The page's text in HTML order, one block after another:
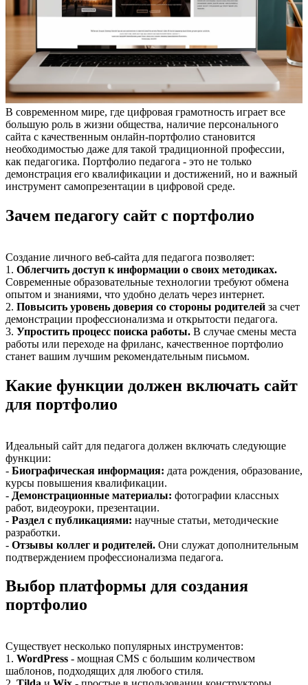
В современном мире, где цифровая грамотность играет все
большую роль в жизни общества, наличие персонального
сайта с качественным онлайн-портфолио становится
необходимостью даже для такой традиционной профессии,
как педагогика. Портфолио педагога - это не только
демонстрация его квалификации и достижений, но и важный
инструмент самопрезентации в цифровой среде.
Зачем педагогу сайт с портфолио
Создание личного веб-сайта для педагога позволяет:
1. Облегчить доступ к информации о своих методиках.
Современные образовательные технологии требуют обмена
опытом и знаниями, что удобно делать через интернет.
2. Повысить уровень доверия со стороны родителей за счет
демонстрации профессионализма и открытости педагога.
3. Упростить процесс поиска работы. В случае смены места
работы или переходе на фриланс, качественное портфолио
станет вашим лучшим рекомендательным письмом.
Какие функции должен включать сайт
для портфолио
Идеальный сайт для педагога должен включать следующие
функции:
- Биографическая информация: дата рождения, образование,
курсы повышения квалификации.
- Демонстрационные материалы: фотографии классных
работ, видеоуроки, презентации.
- Раздел с публикациями: научные статьи, методические
разработки.
- Отзывы коллег и родителей. Они служат дополнительным
подтверждением профессионализма педагога.
Выбор платформы для создания
портфолио
Существует несколько популярных инструментов:
1. WordPress - мощная CMS с большим количеством
шаблонов, подходящих для любого стиля.